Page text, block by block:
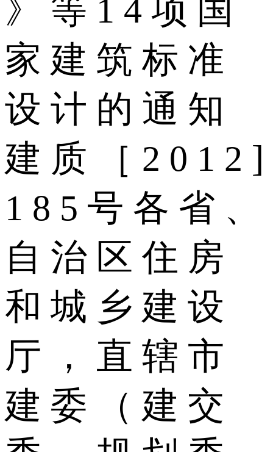
》 等 1 4 项 国
家 建 筑 标 准
设 计 的 通 知
建 质 ［ 2 0 1 2 ]
1 8 5 号 各 省 、
自 治 区 住 房
和 城 乡 建 设
厅 ， 直 辖 市
建 委 （ 建 交